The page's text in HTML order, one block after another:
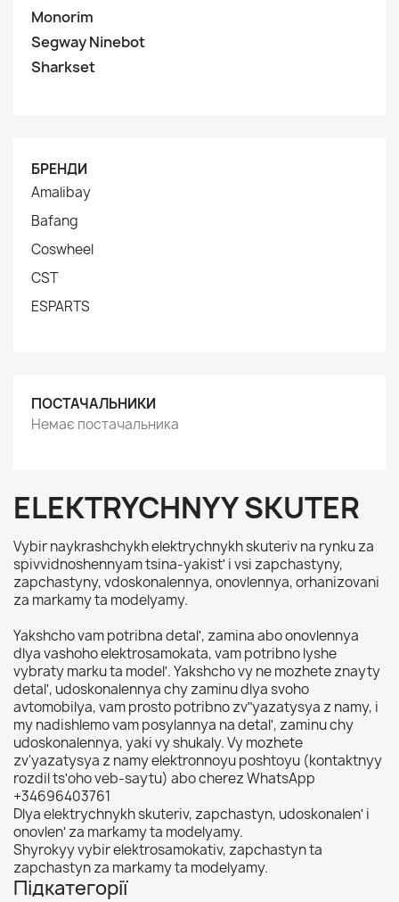
Monorim
Segway Ninebot
Sharkset
БРЕНДИ
Amalibay
Bafang
Coswheel
CST
ESPARTS
ПОСТАЧАЛЬНИКИ
Немає постачальника
ELEKTRYCHNYY SKUTER
Vybir naykrashchykh elektrychnykh skuteriv na rynku za
spivvidnoshennyam tsina-yakistʹ i vsi zapchastyny,
zapchastyny, vdoskonalennya, onovlennya, orhanizovani
za markamy ta modelyamy.
Yakshcho vam potribna detalʹ, zamina abo onovlennya
dlya vashoho elektrosamokata, vam potribno lyshe
vybraty marku ta modelʹ. Yakshcho vy ne mozhete znayty
detalʹ, udoskonalennya chy zaminu dlya svoho
avtomobilya, vam prosto potribno zvʺyazatysya z namy, i
my nadishlemo vam posylannya na detalʹ, zaminu chy
udoskonalennya, yaki vy shukaly. Vy mozhete
zv'yazatysya z namy elektronnoyu poshtoyu (kontaktnyy
rozdil tsʹoho veb-saytu) abo cherez WhatsApp
+34696403761
Dlya elektrychnykh skuteriv, zapchastyn, udoskonalenʹ i
onovlenʹ za markamy ta modelyamy.
Shyrokyy vybir elektrosamokativ, zapchastyn ta
zapchastyn za markamy ta modelyamy.
Підкатегорії